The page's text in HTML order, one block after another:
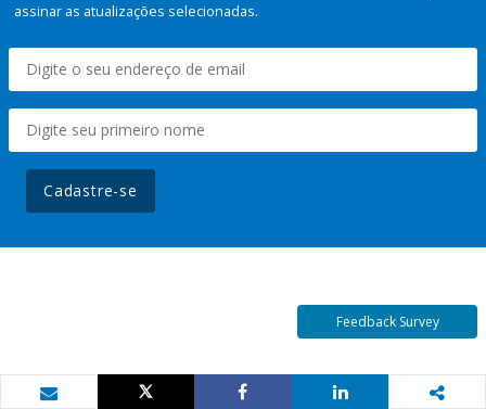
assinar as atualizações selecionadas.
Cadastre-se
Feedback Survey